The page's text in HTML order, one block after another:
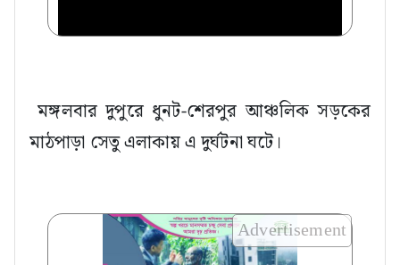
মঙ্গলবার দুপুরে ধুনট-শেরপুর আঞ্চলিক সড়কের
মাঠপাড়া সেতু এলাকায় এ দুর্ঘটনা ঘটে।
Advertisement